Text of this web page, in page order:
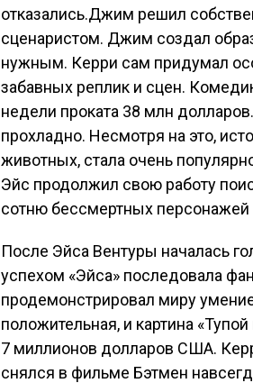
отказались.Джим решил
сценаристом. Джим создал
нужным. Керри сам придумал
забавных реплик и сцен.
недели проката 38 млн
прохладно. Несмотря на это,
животных, стала очень
Эйс продолжил свою работу
сотню бессмертных
После Эйса Вентуры началась
успехом «Эйса» последовала
продемонстрировал миру
положительная, и картина
7 миллионов долларов США.
снялся в фильме Бэтмен